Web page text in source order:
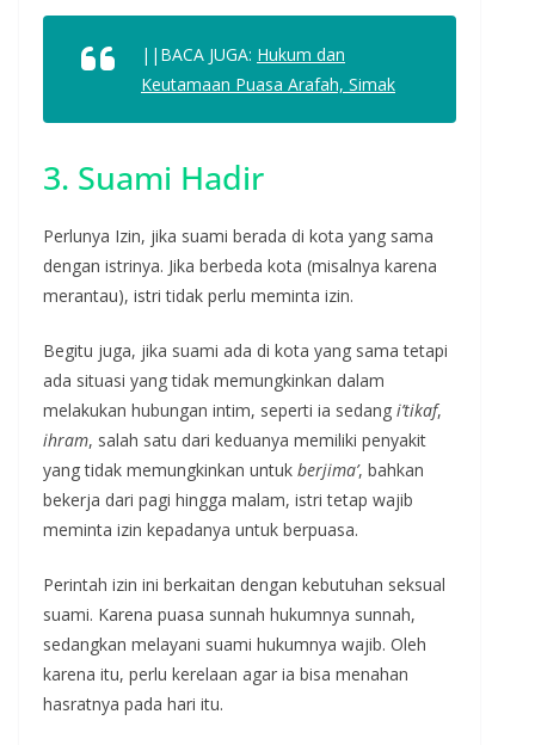
||BACA JUGA: Hukum dan
Keutamaan Puasa Arafah, Simak
3. Suami Hadir
Perlunya Izin, jika suami berada di kota yang sama
dengan istrinya. Jika berbeda kota (misalnya karena
merantau), istri tidak perlu meminta izin.
Begitu juga, jika suami ada di kota yang sama tetapi
ada situasi yang tidak memungkinkan dalam
melakukan hubungan intim, seperti ia sedang i’tikaf,
ihram, salah satu dari keduanya memiliki penyakit
yang tidak memungkinkan untuk berjima’, bahkan
bekerja dari pagi hingga malam, istri tetap wajib
meminta izin kepadanya untuk berpuasa.
Perintah izin ini berkaitan dengan kebutuhan seksual
suami. Karena puasa sunnah hukumnya sunnah,
sedangkan melayani suami hukumnya wajib. Oleh
karena itu, perlu kerelaan agar ia bisa menahan
hasratnya pada hari itu.